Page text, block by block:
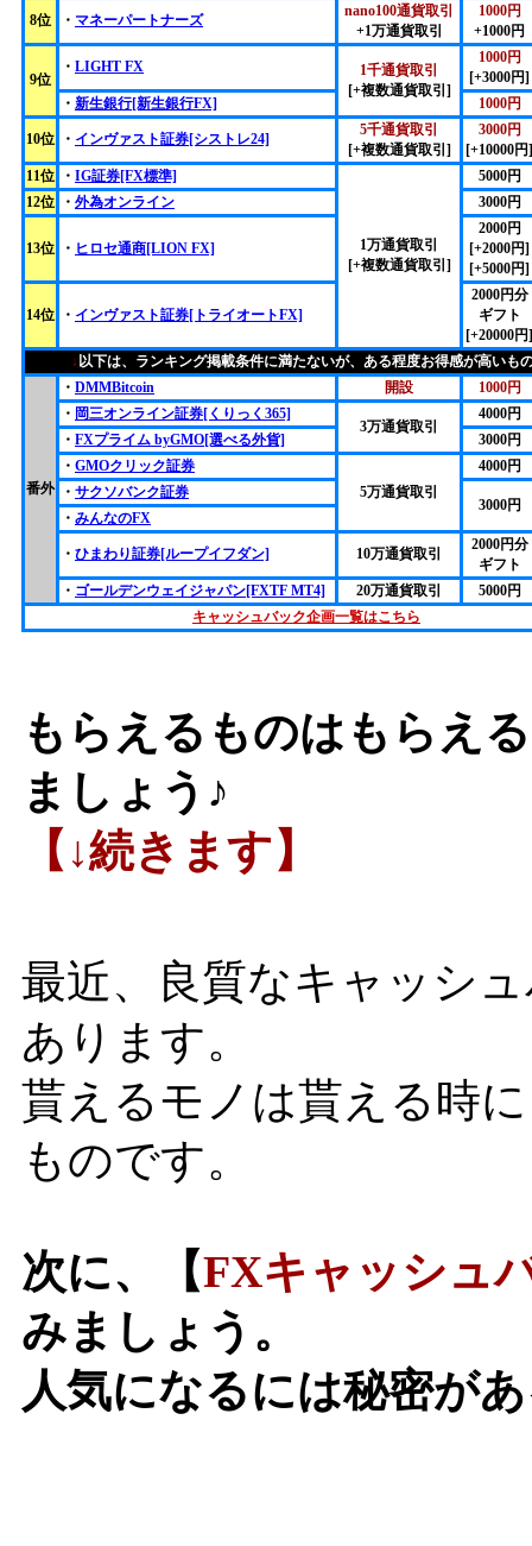
8位 ・ マネーパートナーズ
nano100通貨取引
+1万通貨取引
1000円
+1000円
9位
・ LIGHT FX
1千通貨取引
[+複数通貨取引]
1000円
[+3000円]
・ 新生銀行[新生銀行FX] 1000円
10位 ・ インヴァスト証券[シストレ24]
5千通貨取引
[+複数通貨取引]
3000円
[+10000円]
11位
・ IG証券[FX標準]
1万通貨取引
[+複数通貨取引]
5000円
12位
・ 外為オンライン 3000円
13位 ・ ヒロセ通商[LION FX]
2000円
[+2000円]
[+5000円]
14位 ・ インヴァスト証券[トライオートFX]
2000円分
ギフト
[+20000円]
↓ 以下は、ランキング掲載条件に満たないが、ある程度お得感が高いも
番外
・ DMMBitcoin 開設
1000円
・ 岡三オンライン証券[くりっく365]
3万通貨取引
4000円
・ FXプライム byGMO[選べる外貨]
3000円
・ GMOクリック証券
5万通貨取引
4000円
・ サクソバンク証券
3000円
・ みんなのFX
・ ひまわり証券[ループイフダン] 10万通貨取引
2000円分
ギフト
・ ゴールデンウェイジャパン[FXTF MT4] 20万通貨取引
5000円
キャッシュバック企画一覧はこちら
もらえるものはもらえ
ましょう♪
【↓続きます】
最近、良質なキャッシ
あります。
貰えるモノは貰える時
ものです。
次に、【FXキャッシュ
みましょう。
人気になるには秘密が